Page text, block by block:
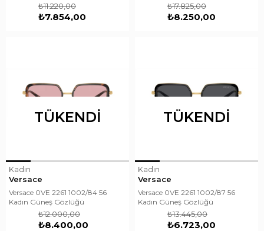
₺7.854,00
₺11.220,00
₺8.250,00
₺17.825,00
TÜKENDI
Kadın
Versace
Versace 0VE 2261 1002/84 56
Kadın Güneş Gözlüğü
₺8.400,00
₺12.000,00
TÜKENDI
Kadın
Versace
Versace 0VE 2261 1002/87 56
Kadın Güneş Gözlüğü
₺6.723,00
₺13.445,00